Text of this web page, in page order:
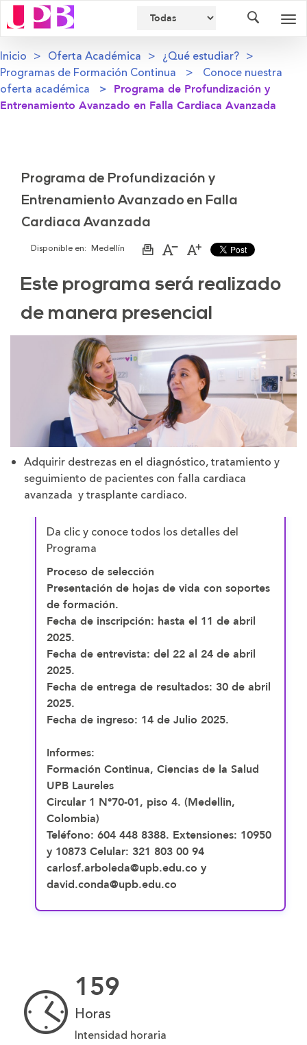
Inicio Oferta Académica
¿Qué estudiar?
Programas de Formación Continua
Conoce nuestra
oferta académica
Programa de Profundización y
Entrenamiento Avanzado en Falla Cardiaca Avanzada
Programa de Profundización y
Entrenamiento Avanzado en Falla
Cardiaca Avanzada
Disponible en: Medellín
ImprimirAumentar
de
la
letra
Disminuir
de
la
letra
Este programa será realizado
de manera presencial
Adquirir destrezas en el diagnóstico, tratamiento y
seguimiento de pacientes con falla cardiaca
avanzada y trasplante cardiaco.
Da clic y conoce todos los detalles del
Programa
Proceso de selección
Presentación de hojas de vida con soportes
de formación.
Fecha de inscripción: hasta el 11 de abril
2025.
Fecha de entrevista: del 22 al 24 de abril
2025.
Fecha de entrega de resultados: 30 de abril
2025.
Fecha de ingreso: 14 de Julio 2025.
Informes:
Formación Continua, Ciencias de la Salud
UPB Laureles
Circular 1 N°70-01, piso 4. (Medellin,
Colombia)
Teléfono: 604 448 8388. Extensiones: 10950
y 10873 Celular: 321 803 00 94
carlosf.arboleda@upb.edu.co y
david.conda@upb.edu.co
159
Horas
Intensidad horaria